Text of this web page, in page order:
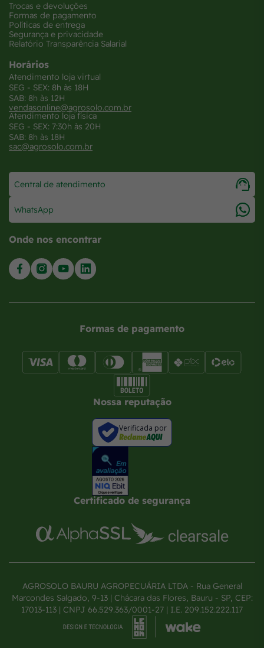
Trocas e devoluções
Formas de pagamento
Políticas de entrega
Segurança e privacidade
Relatório Transparência Salarial
Horários
Atendimento loja virtual
SEG - SEX: 8h às 18H
SAB: 8h às 12H
vendasonline@agrosolo.com.br
Atendimento loja física
SEG - SEX: 7:30h às 20H
SAB: 8h às 18H
sac@agrosolo.com.br
Central de atendimento
WhatsApp
Onde nos encontrar
Formas de pagamento
Nossa reputação
Verificada por
Certificado de segurança
AGROSOLO BAURU AGROPECUÁRIA LTDA - Rua General
Marcondes Salgado, 9-13 | Chácara das Flores, Bauru - SP, CEP:
17013-113 | CNPJ 66.529.363/0001-27 | I.E. 209.152.222.117